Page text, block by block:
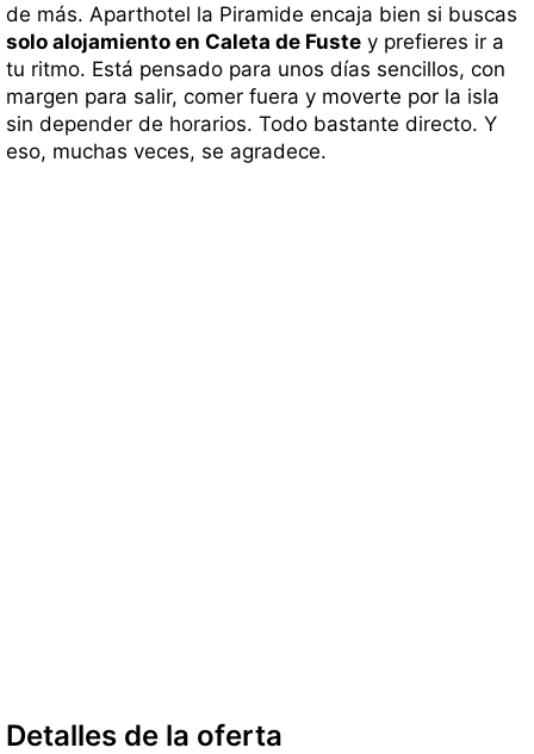
de más. Aparthotel la Piramide encaja bien si buscas
solo alojamiento en Caleta de Fuste y prefieres ir a
tu ritmo. Está pensado para unos días sencillos, con
margen para salir, comer fuera y moverte por la isla
sin depender de horarios. Todo bastante directo. Y
eso, muchas veces, se agradece.
Detalles de la oferta